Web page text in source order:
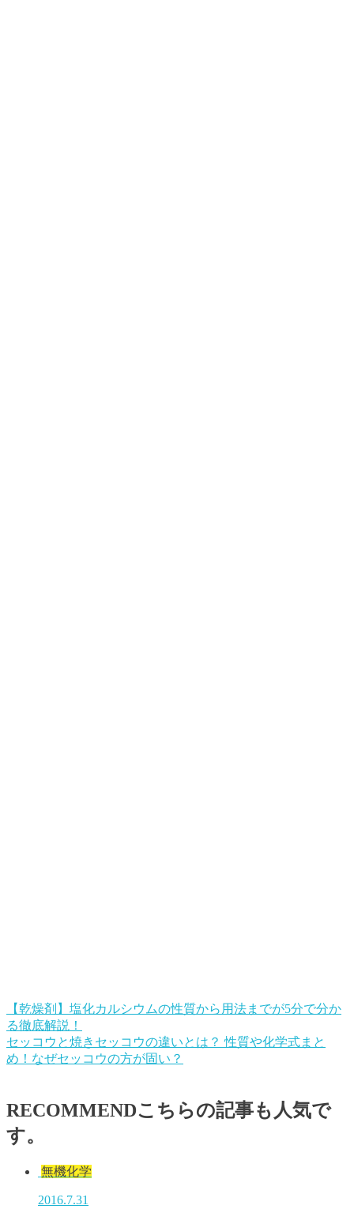
【乾燥剤】塩化カルシウムの性質から用法までが5分で分か
る徹底解説！
セッコウと焼きセッコウの違いとは？ 性質や化学式まと
め！なぜセッコウの方が固い？
RECOMMENDこちらの記事も人気で
す。
無機化学
2016.7.31